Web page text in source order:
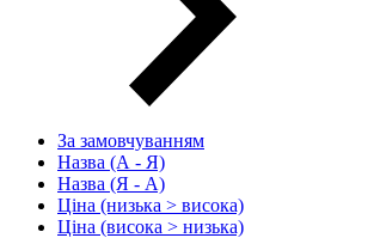
За замовчуванням
Назва (А - Я)
Назва (Я - А)
Ціна (низька > висока)
Ціна (висока > низька)